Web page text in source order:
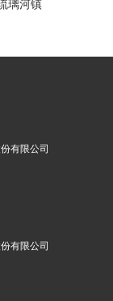
璃河镇
有限公司
有限公司